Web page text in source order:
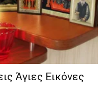
Άγιες Εικόνες